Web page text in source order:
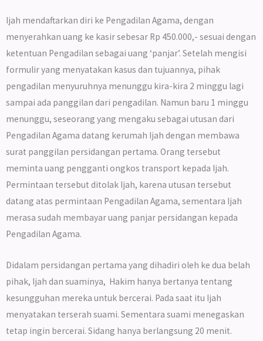
Ijah mendaftarkan diri ke Pengadilan Agama, dengan
menyerahkan uang ke kasir sebesar Rp 450.000,- sesuai dengan
ketentuan Pengadilan sebagai uang ‘panjar’. Setelah mengisi
formulir yang menyatakan kasus dan tujuannya, pihak
pengadilan menyuruhnya menunggu kira-kira 2 minggu lagi
sampai ada panggilan dari pengadilan. Namun baru 1 minggu
menunggu, seseorang yang mengaku sebagai utusan dari
Pengadilan Agama datang kerumah Ijah dengan membawa
surat panggilan persidangan pertama. Orang tersebut
meminta uang pengganti ongkos transport kepada Ijah.
Permintaan tersebut ditolak Ijah, karena utusan tersebut
datang atas permintaan Pengadilan Agama, sementara Ijah
merasa sudah membayar uang panjar persidangan kepada
Pengadilan Agama.
Didalam persidangan pertama yang dihadiri oleh ke dua belah
pihak, Ijah dan suaminya, Hakim hanya bertanya tentang
kesungguhan mereka untuk bercerai. Pada saat itu Ijah
menyatakan terserah suami. Sementara suami menegaskan
tetap ingin bercerai. Sidang hanya berlangsung 20 menit.